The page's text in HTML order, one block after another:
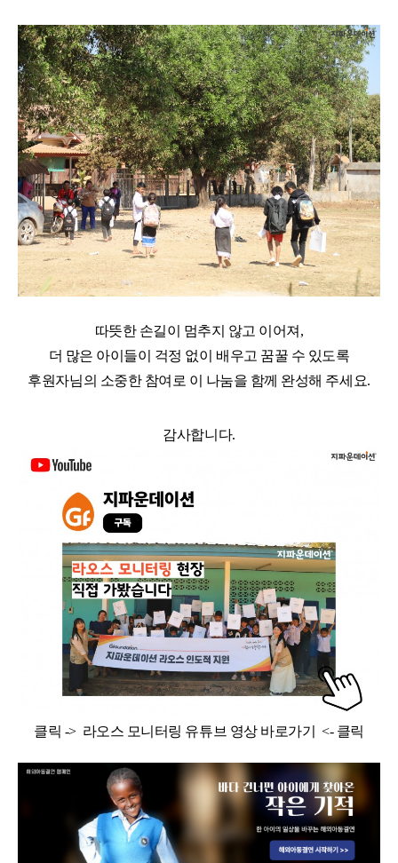
따뜻한 손길이 멈추지 않고 이어져 ,
더 많은 아이들이 걱정 없이 배우고 꿈꿀 수 있도록
후원자님의 소중한 참여로 이 나눔을 함께 완성해 주세요.
감사합니다.
클릭 -> 라오스 모니터링 유튜브 영상 바로가기 <- 클릭